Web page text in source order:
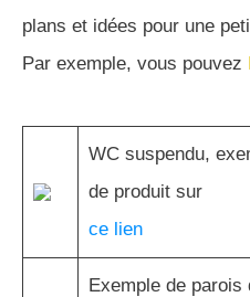
plans et idées pour une
Par exemple, vous pouvez
WC suspendu,
de produit sur
ce lien
Exemple de parois